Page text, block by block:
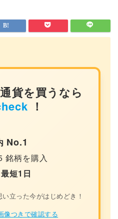
貨を買うなら
！
No.1
銘柄を購入
最短1日
い立った今がはじめどき！
像つきで確認する